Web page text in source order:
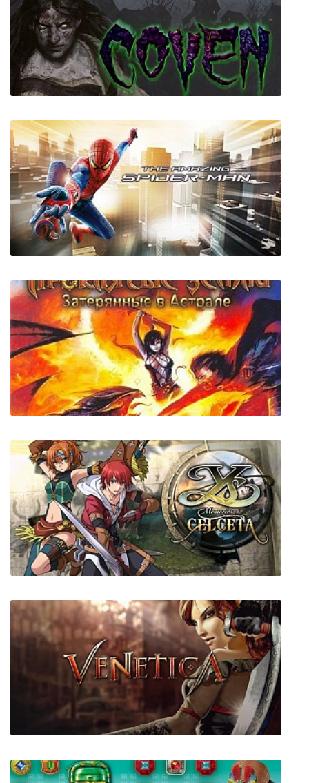
Skelittle: A Giant Party!!
Coven Halloween
The Amazing Spider-Man
Проклятые Земли: Затерянные в Астрале
Ys: Memories of Celceta